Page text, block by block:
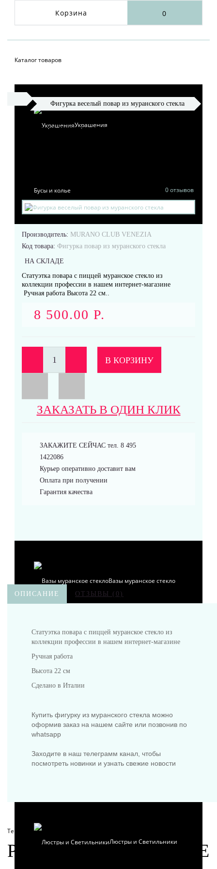
Корзина 0
Каталог товаров
Украшения
Бусы и колье
Подвески
Браслеты
Вазы муранское стекло
Кувшины Мурано
Люстры и Светильники
Фигурка веселый повар из муранского стекла
ФИГУРКА ВЕСЕЛЫЙ
0 отзывов
Производитель: MURANO CLUB VENEZIA
Код товара: Фигурка повар из муранского стекла
НА СКЛАДЕ
Статуэтка повара с пиццей муранское стекло из
коллекции профессии в нашем интернет-магазине
Ручная работа Высота 22 см..
8 500.00 Р.
В КОРЗИНУ
ЗАКАЗАТЬ В ОДИН КЛИК
ЗАКАЖИТЕ СЕЙЧАС тел. 8 495
1422086
Курьер оперативно доставит вам
Оплата при получении
Гарантия качества
ОПИСАНИЕ ОТЗЫВЫ (0)
Статуэтка повара с пиццей муранское стекло из
коллекции профессии в нашем интернет-магазине
Ручная работа
Высота 22 см
Сделано в Италии
Купить фигурку из муранского стекла можно
оформив заказ на нашем сайте или позвонив по
whatsapp
Заходите в наш телеграмм канал, чтобы
посмотреть новинки и узнать свежие новости
Теги: фигурки профессии
РЕКОМЕНДУЕМЫЕ